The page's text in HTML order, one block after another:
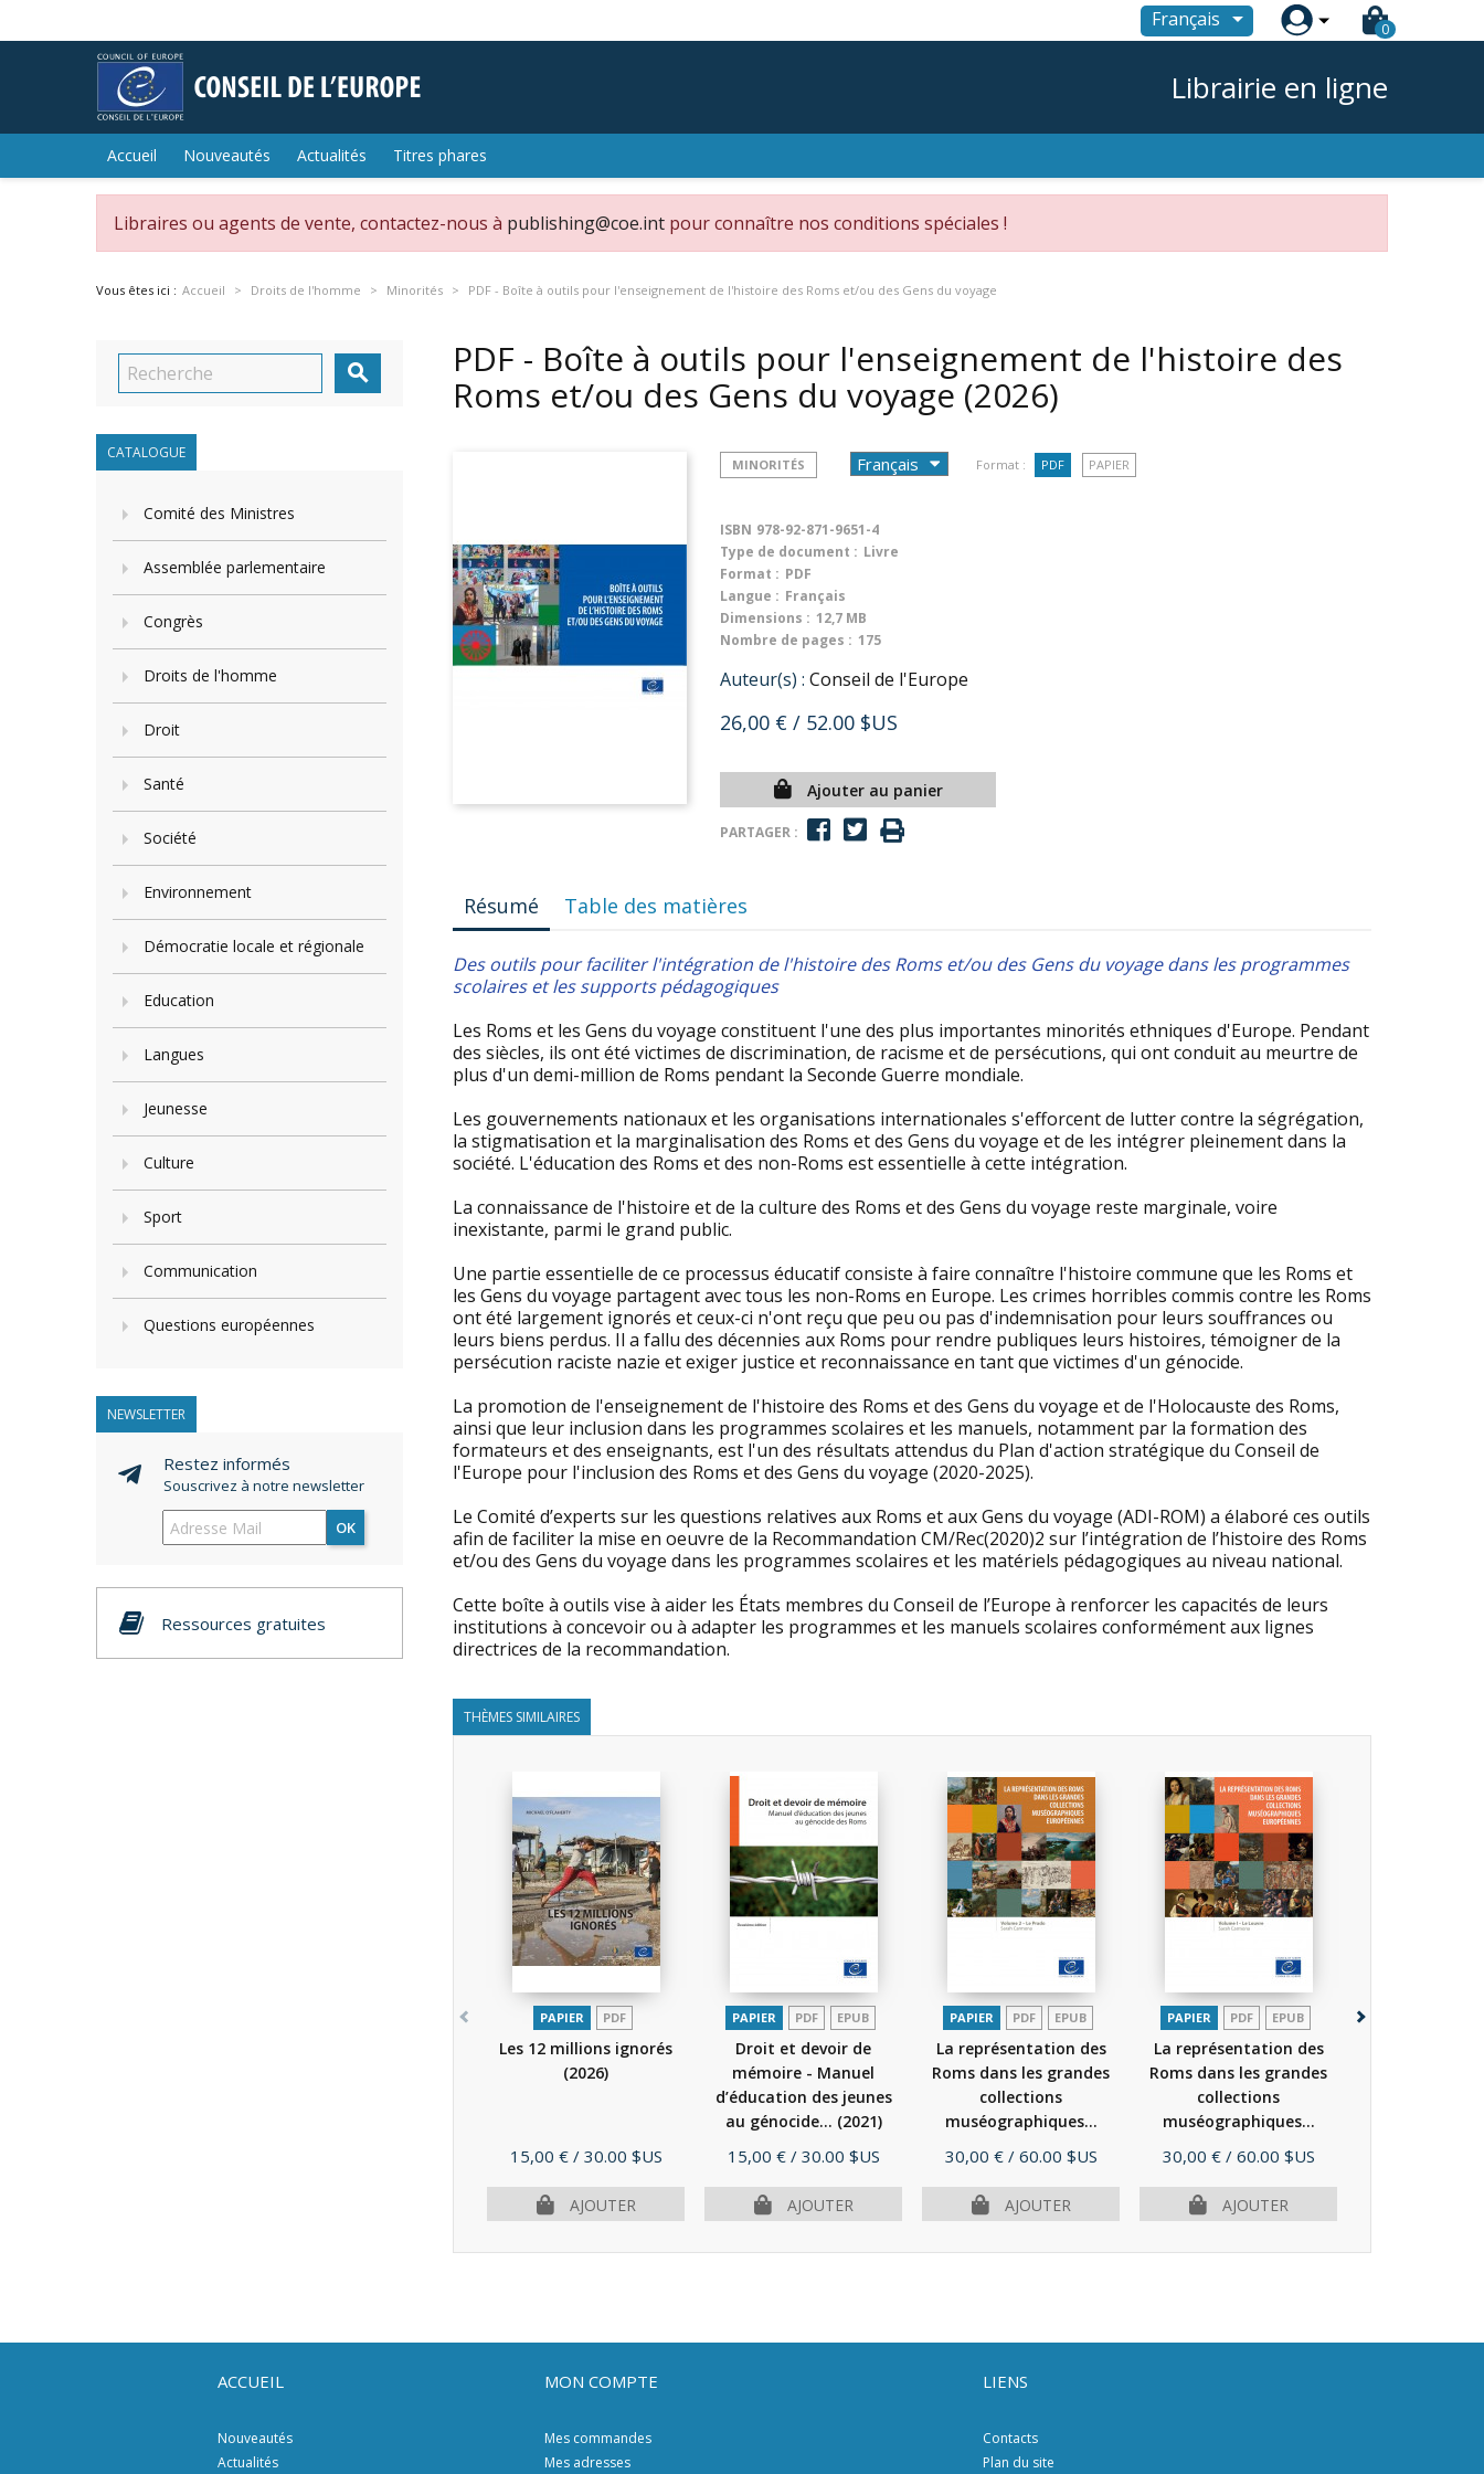
Français  0
Librairie en ligne
Accueil Nouveautés Actualités Titres phares
Libraires ou agents de vente, contactez-nous à publishing@coe.int pour connaître nos conditions spéciales !
Vous êtes ici : Accueil Droits de l'homme Minorités PDF - Boîte à outils pour l'enseignement de l'histoire des Roms et/ou des Gens du voyage

CATALOGUE
Comité des Ministres
Assemblée parlementaire
Congrès
Droits de l'homme
Droit
Santé
Société
Environnement
Démocratie locale et régionale
Education
Langues
Jeunesse
Culture
Sport
Communication
Questions européennes
NEWSLETTER
Restez informés
Souscrivez à notre newsletter
OK
Ressources gratuites
PDF - Boîte à outils pour l'enseignement de l'histoire des
Roms et/ou des Gens du voyage (2026)
MINORITÉS Format : PDF PAPIER
ISBN 978-92-871-9651-4
Type de document : Livre
Format : PDF
Langue : Français
Dimensions : 12,7 MB
Nombre de pages : 175
Auteur(s) : Conseil de l'Europe
26,00 € / 52.00 $US
Ajouter au panier
PARTAGER :
Résumé Table des matières
Des outils pour faciliter l'intégration de l'histoire des Roms et/ou des Gens du voyage dans les programmes
scolaires et les supports pédagogiques
Les Roms et les Gens du voyage constituent l'une des plus importantes minorités ethniques d'Europe. Pendant
des siècles, ils ont été victimes de discrimination, de racisme et de persécutions, qui ont conduit au meurtre de
plus d'un demi-million de Roms pendant la Seconde Guerre mondiale.
Les gouvernements nationaux et les organisations internationales s'efforcent de lutter contre la ségrégation,
la stigmatisation et la marginalisation des Roms et des Gens du voyage et de les intégrer pleinement dans la
société. L'éducation des Roms et des non-Roms est essentielle à cette intégration.
La connaissance de l'histoire et de la culture des Roms et des Gens du voyage reste marginale, voire
inexistante, parmi le grand public.
Une partie essentielle de ce processus éducatif consiste à faire connaître l'histoire commune que les Roms et
les Gens du voyage partagent avec tous les non-Roms en Europe. Les crimes horribles commis contre les Roms
ont été largement ignorés et ceux-ci n'ont reçu que peu ou pas d'indemnisation pour leurs souffrances ou
leurs biens perdus. Il a fallu des décennies aux Roms pour rendre publiques leurs histoires, témoigner de la
persécution raciste nazie et exiger justice et reconnaissance en tant que victimes d'un génocide.
La promotion de l'enseignement de l'histoire des Roms et des Gens du voyage et de l'Holocauste des Roms,
ainsi que leur inclusion dans les programmes scolaires et les manuels, notamment par la formation des
formateurs et des enseignants, est l'un des résultats attendus du Plan d'action stratégique du Conseil de
l'Europe pour l'inclusion des Roms et des Gens du voyage (2020-2025).
Le Comité d’experts sur les questions relatives aux Roms et aux Gens du voyage (ADI-ROM) a élaboré ces outils
afin de faciliter la mise en oeuvre de la Recommandation CM/Rec(2020)2 sur l’intégration de l’histoire des Roms
et/ou des Gens du voyage dans les programmes scolaires et les matériels pédagogiques au niveau national.
Cette boîte à outils vise à aider les États membres du Conseil de l’Europe à renforcer les capacités de leurs
institutions à concevoir ou à adapter les programmes et les manuels scolaires conformément aux lignes
directrices de la recommandation.
THÈMES SIMILAIRES
PAPIER PDF
Les 12 millions ignorés
(2026)
Prix
15,00 € / 30.00 $US
AJOUTER
PAPIER PDF EPUB
Droit et devoir de
mémoire - Manuel
d’éducation des jeunes
au génocide... (2021)
Prix
15,00 € / 30.00 $US
AJOUTER
PAPIER PDF EPUB
La représentation des
Roms dans les grandes
collections
muséographiques...
Prix
30,00 € / 60.00 $US
AJOUTER
PAPIER PDF EPUB
La représentation des
Roms dans les grandes
collections
muséographiques...
Prix
30,00 € / 60.00 $US
AJOUTER
ACCUEIL
Nouveautés
Actualités
MON COMPTE
Mes commandes
Mes adresses
LIENS
Contacts
Plan du site